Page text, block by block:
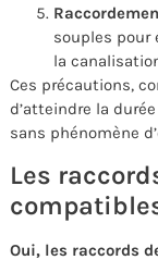
souples pour
la
Ces précautions,
d’atteindre la
sans phénomène
Les
Oui, les raccords